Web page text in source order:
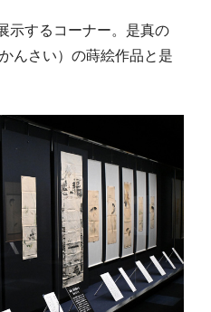
示するコーナー。是真の
んさい）の蒔絵作品と是